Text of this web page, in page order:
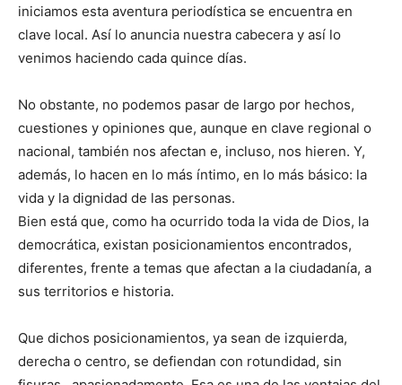
iniciamos esta aventura periodística se encuentra en
clave local. Así lo anuncia nuestra cabecera y así lo
venimos haciendo cada quince días.
No obstante, no podemos pasar de largo por hechos,
cuestiones y opiniones que, aunque en clave regional o
nacional, también nos afectan e, incluso, nos hieren. Y,
además, lo hacen en lo más íntimo, en lo más básico: la
vida y la dignidad de las personas.
Bien está que, como ha ocurrido toda la vida de Dios, la
democrática, existan posicionamientos encontrados,
diferentes, frente a temas que afectan a la ciudadanía, a
sus territorios e historia.
Que dichos posicionamientos, ya sean de izquierda,
derecha o centro, se defiendan con rotundidad, sin